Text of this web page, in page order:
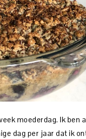
moederdag. Ik ben
dag per jaar dat ik